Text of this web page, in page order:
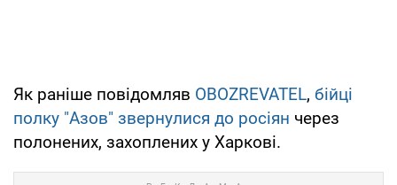
Як раніше повідомляв OBOZREVATEL, бійці
полку "Азов" звернулися до росіян через
полонених, захоплених у Харкові.